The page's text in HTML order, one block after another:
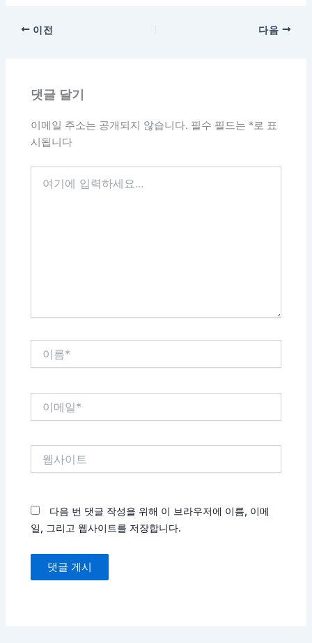
이전 다음
댓글 달기
이메일 주소는 공개되지 않습니다. 필수 필드는 *로 표
시됩니다
다음 번 댓글 작성을 위해 이 브라우저에 이름, 이메
일, 그리고 웹사이트를 저장합니다.